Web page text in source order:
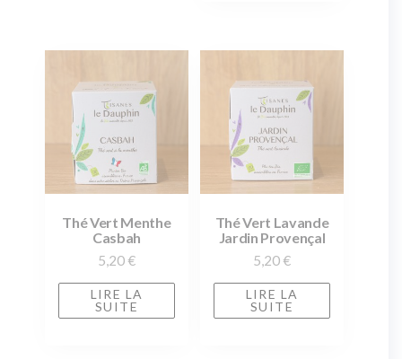
Thé Vert Menthe
Casbah
5,20 €
LIRE LA
SUITE
Thé Vert Lavande
Jardin Provençal
5,20 €
LIRE LA
SUITE